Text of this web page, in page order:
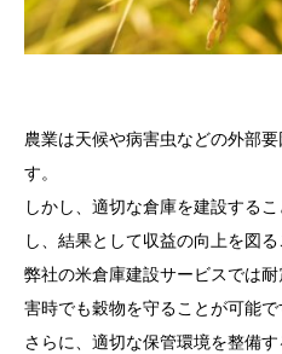
農業は天候や病害虫などの外部
す。
しかし、適切な倉庫を建設する
し、結果として収益の向上を図る
弊社の米倉庫建設サービスでは
害時でも穀物を守ることが可能で
さらに、適切な保管環境を整備